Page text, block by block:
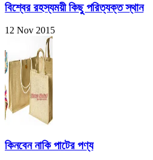
বিশ্বের রহস্যময়ী কিছু পরিত্যক্ত স্থান
12 Nov 2015
কিনবেন নাকি পাটের পণ্য